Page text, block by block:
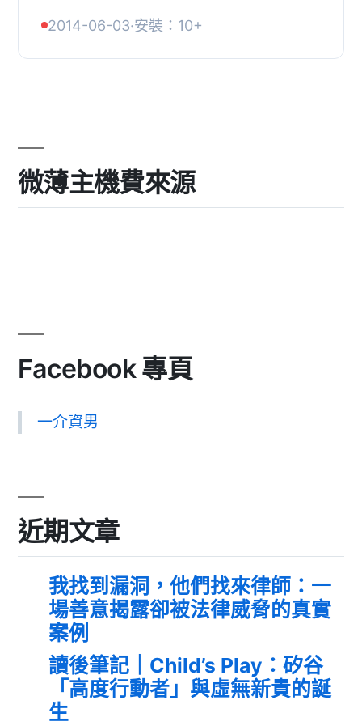
式。, 藉由此 WordPress 外掛，您可以
啟用小工具，...
2014-06-03·安裝：10+
微薄主機費來源
Facebook 專頁
一介資男
近期文章
我找到漏洞，他們找來律師：一
場善意揭露卻被法律威脅的真實
案例
讀後筆記｜Child’s Play：矽谷
「高度行動者」與虛無新貴的誕
生